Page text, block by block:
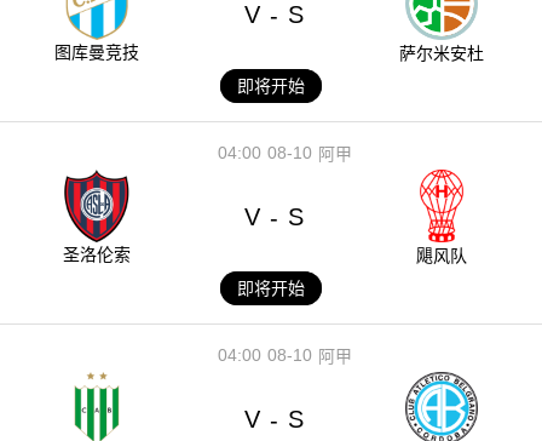
图库曼竞技
V - S
萨尔米安杜
即将开始
08-10
04:00 阿甲
圣洛伦索
V - S
飓风队
即将开始
08-10
04:00 阿甲
V - S